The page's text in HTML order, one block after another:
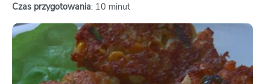
Czas przygotowania: 10 minut